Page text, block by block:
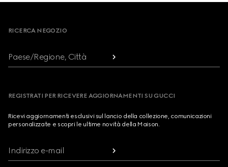
RICERCA NEGOZIO
Paese/Regione, Città
REGISTRATI PER RICEVERE AGGIORNAMENTI SU GUCCI
Ricevi aggiornamenti esclusivi sul lancio della collezione, comunicazioni
personalizzate e scopri le ultime novità della Maison.
Indirizzo e-mail